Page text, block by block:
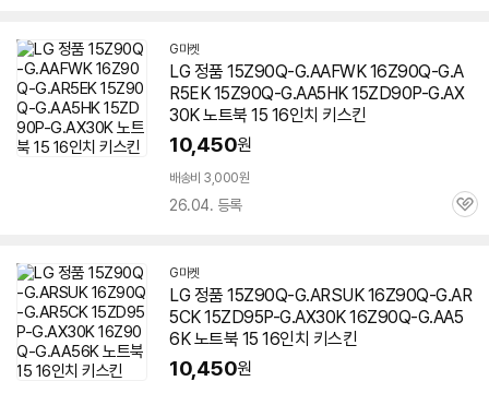
G마켓
LG 정품 15Z90Q-G.AAFWK 16Z90Q-G.A
R5EK 15Z90Q-G.AA5HK 15ZD90P-G.AX
30K 노트북 15 16인치 키스킨
10,450원
배송비 3,000원
26.04. 등록
관
G마켓
LG 정품 15Z90Q-G.ARSUK 16Z90Q-G.AR
5CK 15ZD95P-G.AX30K 16Z90Q-G.AA5
6K 노트북 15 16인치 키스킨
10,450원